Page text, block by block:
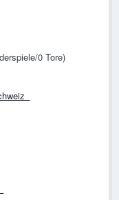
0 Tore)